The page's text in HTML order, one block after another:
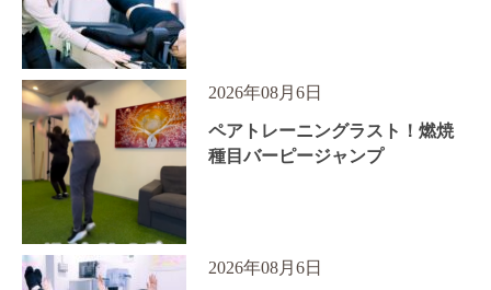
2026年08月6日
ペアトレーニングラスト！燃焼
種目バーピージャンプ
2026年08月6日